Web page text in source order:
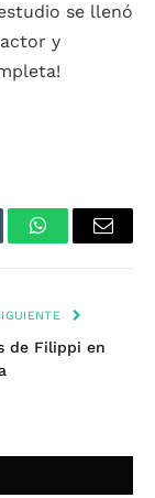
se llenó
y
WhatsAppEmail
de Filippi en